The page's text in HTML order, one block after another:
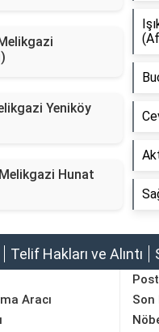
Yeniköy
Hunat
Telif Hakları ve Alıntı
Aracı
Son